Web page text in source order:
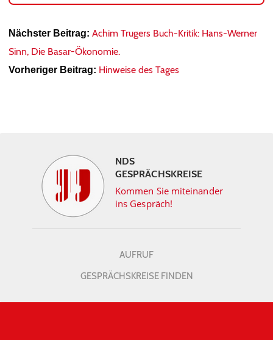
Nächster Beitrag: Achim Trugers Buch-Kritik: Hans-Werner
Sinn, Die Basar-Ökonomie.
Vorheriger Beitrag: Hinweise des Tages
NDS
GESPRÄCHSKREISE
Kommen Sie miteinander
ins Gespräch!
AUFRUF
GESPRÄCHSKREISE FINDEN